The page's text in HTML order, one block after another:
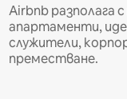
Airbnb разполага
апартаменти,
служители,
преместване.